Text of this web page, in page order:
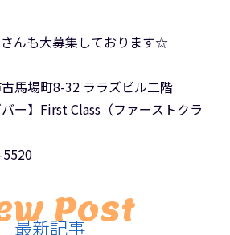
んも大募集しております☆
馬場町8-32 ララズビル二階
ー】First Class（ファーストクラ
Post
最新記事